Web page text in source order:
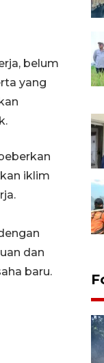
belum
yang
iklim
dan
baru.